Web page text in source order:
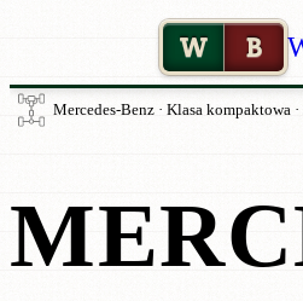
W B
Mercedes-Benz · Klasa kompaktowa